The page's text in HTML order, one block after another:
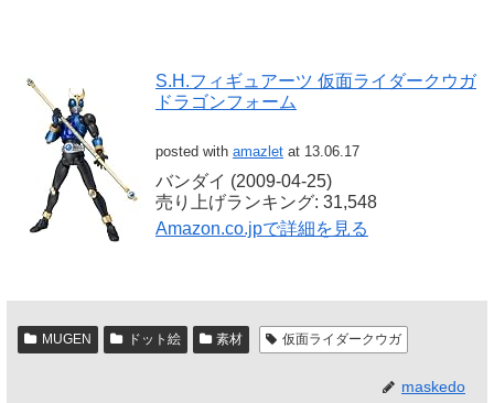
S.H.フィギュアーツ 仮面ライダークウガ
ドラゴンフォーム
posted with amazlet at 13.06.17
バンダイ (2009-04-25)
売り上げランキング: 31,548
Amazon.co.jpで詳細を見る
MUGEN ドット絵 素材 仮面ライダークウガ
maskedo